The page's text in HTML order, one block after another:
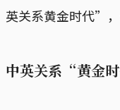
英关系黄金时代”，
中英关系“黄金